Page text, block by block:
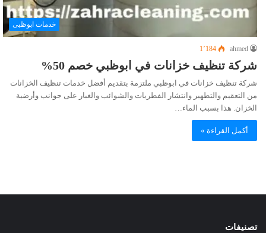
خدمات ابوظبى
ahmed 1٬184
شركة تنظيف خزانات في ابوظبي خصم 50%
شركة تنظيف خزانات في ابوظبي ملتزمة بتقديم أفضل خدمات تنظيف الخزانات
من التعقيم والتطهير وانتشار الفطريات والشوائب والغبار على جوانب وأرضية
الخزان. هذا بسبب الماء…
أكمل القراءة »
تصنيفات